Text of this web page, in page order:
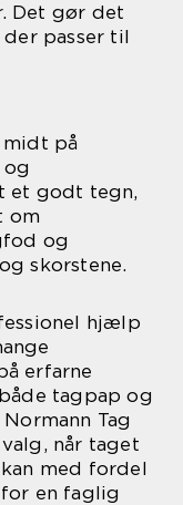
Det gør det
passer til
på
og
et godt tegn,
om
og
skorstene.
hjælp
erfarne
tagpap og
Tag
når taget
med fordel
en faglig